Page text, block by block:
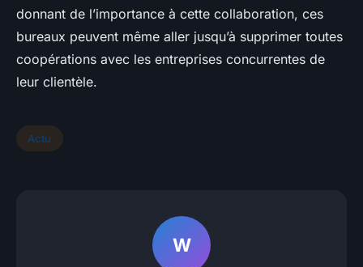
donnant de l’importance à cette collaboration, ces
bureaux peuvent même aller jusqu’à supprimer toutes
coopérations avec les entreprises concurrentes de
leur clientèle.
Actu
W